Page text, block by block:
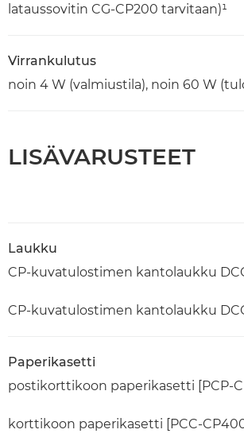
lataussovitin CG-CP200 tarvitaan)¹
Virrankulutus
noin 4 W (valmiustila), noin 60 W
LISÄVARUSTEET
Laukku
CP-kuvatulostimen kantolaukku
CP-kuvatulostimen kantolaukku
Paperikasetti
postikorttikoon paperikasetti [PCP-
korttikoon paperikasetti [PCC-